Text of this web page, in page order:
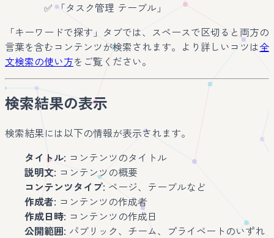
✅ 「タスク管理 テーブル」
「キーワードで探す」タブでは、スペースで区切ると両方の
言葉を含むコンテンツが検索されます。より詳しいコツは全
文検索の使い方をご覧ください。
検索結果の表示
検索結果には以下の情報が表示されます。
タイトル: コンテンツのタイトル
説明文: コンテンツの概要
コンテンツタイプ: ページ、テーブルなど
作成者: コンテンツの作成者
作成日時: コンテンツの作成日
公開範囲: パブリック、チーム、プライベートのいずれ